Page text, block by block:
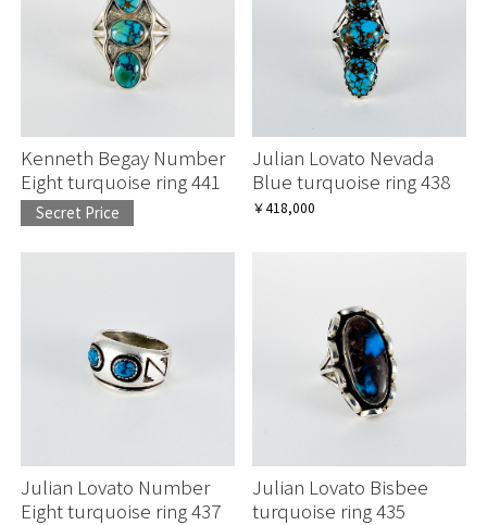
Kenneth Begay Number
Eight turquoise ring 441
Secret Price
Julian Lovato Nevada
Blue turquoise ring 438
￥418,000
Julian Lovato Number
Eight turquoise ring 437
Julian Lovato Bisbee
turquoise ring 435